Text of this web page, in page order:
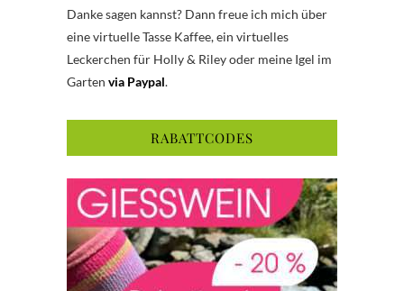
Danke sagen kannst? Dann freue ich mich über
eine virtuelle Tasse Kaffee, ein virtuelles
Leckerchen für Holly & Riley oder meine Igel im
Garten via Paypal.
RABATTCODES